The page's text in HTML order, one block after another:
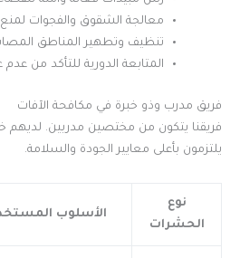
معالجة الشقوق والفجوات
تنظيف وتطهير المناطق
المتابعة الدورية للتأكد من
فريق مدرب وذو خبرة في مكافحة الآفات
فريقنا يتكون من مختصين مدربين. لديهم
يلتزمون بأعلى معايير الجودة والسلامة.
نوع
الحشرات
الأسلوب